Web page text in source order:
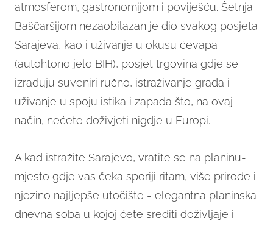
atmosferom, gastronomijom i poviješću. Šetnja
Baščaršijom nezaobilazan je dio svakog posjeta
Sarajeva, kao i uživanje u okusu ćevapa
(autohtono jelo BIH), posjet trgovina gdje se
izrađuju suveniri ručno, istraživanje grada i
uživanje u spoju istika i zapada što, na ovaj
način, nećete doživjeti nigdje u Europi.
A kad istražite Sarajevo, vratite se na planinu-
mjesto gdje vas čeka sporiji ritam, više prirode i
njezino najljepše utočište - elegantna planinska
dnevna soba u kojoj ćete srediti doživljaje i